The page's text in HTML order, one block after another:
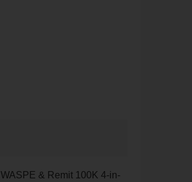
WASPE & Remit 100K 4-in-